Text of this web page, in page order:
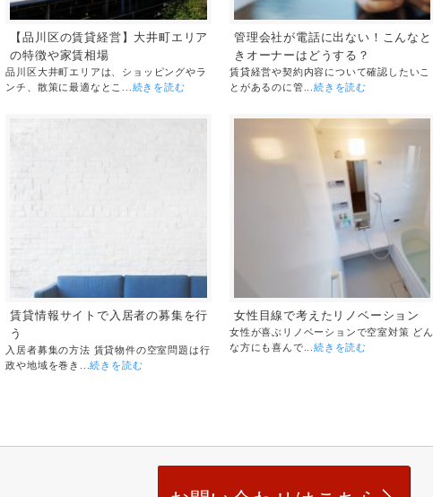
【品川区の賃貸経営】大井町エリア
の特徴や家賃相場
品川区大井町エリアは、ショッピングやラ
ンチ、散策に最適なとこ... 続きを読む
管理会社が電話に出ない！こんなと
きオーナーはどうする？
賃貸経営や契約内容について確認したいこ
とがあるのに管... 続きを読む
賃貸情報サイトで入居者の募集を行
う
入居者募集の方法 賃貸物件の空室問題は行
政や地域を巻き...続きを読む
女性目線で考えたリノベーション
女性が喜ぶリノベーションで空室対策 どん
な方にも喜んで... 続きを読む